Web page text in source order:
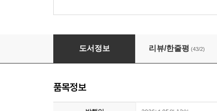
0~5세 기적의 미술 놀이
도서정보 리뷰/한줄평 (43/2)
품목정보